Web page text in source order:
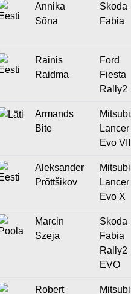
Annika
Sõna
Skoda
Fabia
Rainis
Raidma
Ford
Fiesta
Rally2
Armands
Bite
Lancer
Evo
Aleksander
Prõttšikov
Lancer
Evo X
Marcin
Szeja
Skoda
Fabia
Rally2
EVO
Robert